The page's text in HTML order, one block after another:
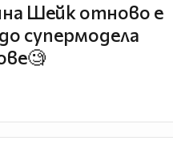
Шейк отново е
супермодела